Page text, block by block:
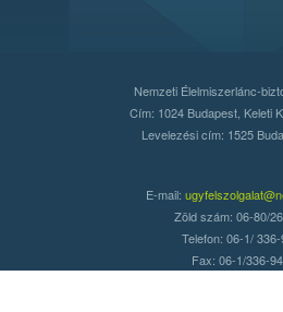
Nemzeti Élelmiszerlánc-
Cím: 1024 Budapest, Keleti
Levelezési cím: 1525
E-mail:
Zöld szám: 06-80/
Telefon: 06-1/
Fax: 06-1/336-